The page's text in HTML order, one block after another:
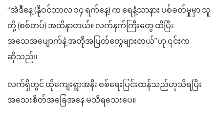
“အဲဒီနေ့ (နိုဝင်ဘာလ ၁၄ ရက်နေ့) က ရေနံ့သာနား ပစ်ခတ်မှုမှာ သူ
တို့ (စစ်တပ်) အထိနာတယ်။ လက်နက်ကြီးတွေ ထိပြီး
အသေအပျောက်နဲ့ အတိုအပြတ်တွေများတယ်”ဟု ၎င်းက
ဆိုသည်။
လက်ရှိတွင် ထိုကျေးရွာအနီး စစ်ရေးပြင်းထန်သည်ဟုသိရပြီး
အသေးစိတ်အခြေအနေ မသိရသေးပေ။